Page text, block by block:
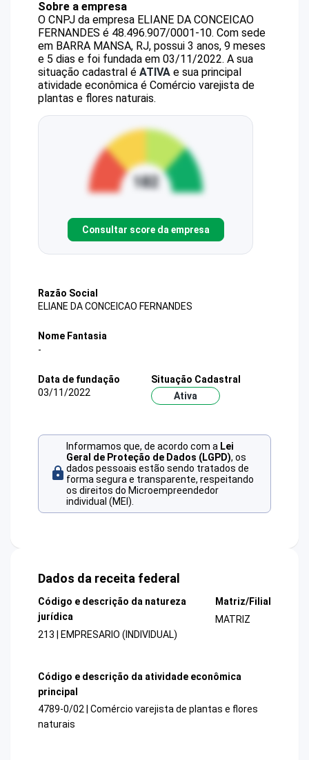
Sobre a empresa
O CNPJ da empresa ELIANE DA CONCEICAO
FERNANDES é 48.496.907/0001-10. Com sede
em BARRA MANSA, RJ, possui 3 anos, 9 meses
e 5 dias e foi fundada em 03/11/2022. A sua
situação cadastral é ATIVA e sua principal
atividade econômica é Comércio varejista de
plantas e flores naturais.
Consultar score da empresa
Razão Social
ELIANE DA CONCEICAO FERNANDES
Nome Fantasia
-
Data de fundação
03/11/2022
Situação Cadastral
Ativa
Informamos que, de acordo com a Lei
Geral de Proteção de Dados (LGPD), os
dados pessoais estão sendo tratados de
forma segura e transparente, respeitando
os direitos do Microempreendedor
individual (MEI).
Dados da receita federal
Código e descrição da natureza
jurídica
213 | EMPRESARIO (INDIVIDUAL)
Matriz/Filial
MATRIZ
Código e descrição da atividade econômica
principal
4789-0/02 | Comércio varejista de plantas e flores
naturais